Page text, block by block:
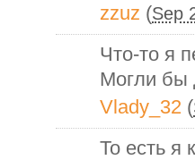
zzuz (Sep
Что-то я
Могли бы
Vlady_32 (
То есть я